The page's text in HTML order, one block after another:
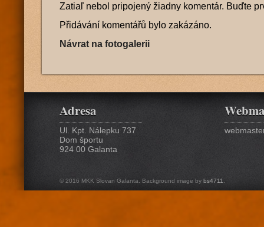
Zatiaľ nebol pripojený žiadny komentár. Buďte
Přidávání komentářů bylo zakázáno.
Návrat na fotogalerii
Adresa
Ul. Kpt. Nálepku 737
Dom športu
924 00 Galanta
© 2016 MKK Slovan Galanta. Background image by bs4711